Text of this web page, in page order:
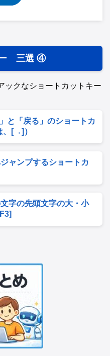
ー 三選 ④
ックなショートカットキー
と「戻る」のショートカ
、[→]）
ャンプするショートカ
字の先頭文字の大・小